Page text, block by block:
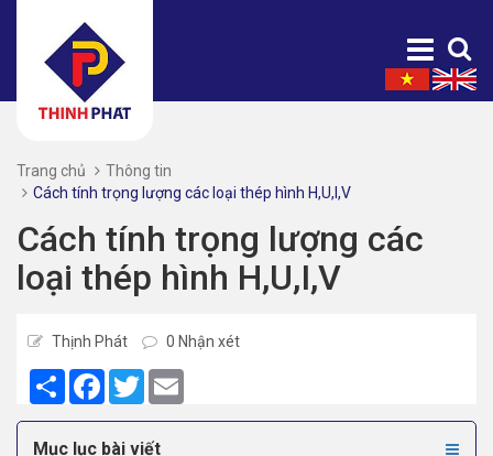
Trang chủ
Thông tin
Cách tính trọng lượng các loại thép hình H,U,I,V
Cách tính trọng lượng các
loại thép hình H,U,I,V
Thịnh Phát 0 Nhận xét
Share Facebook
Twitter
Mục lục bài viết